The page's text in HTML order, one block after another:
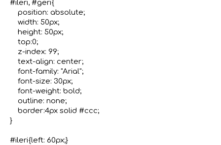
#ileri, #geri{
    position: absolute;
    width: 50px;
    height: 50px;
    top:0;
    z-index: 99;
    text-align: center;
    font-family: "Arial";
    font-size: 30px;
    font-weight: bold;
    outline: none;
    border:4px solid #ccc;
}
#ileri{left: 60px;}